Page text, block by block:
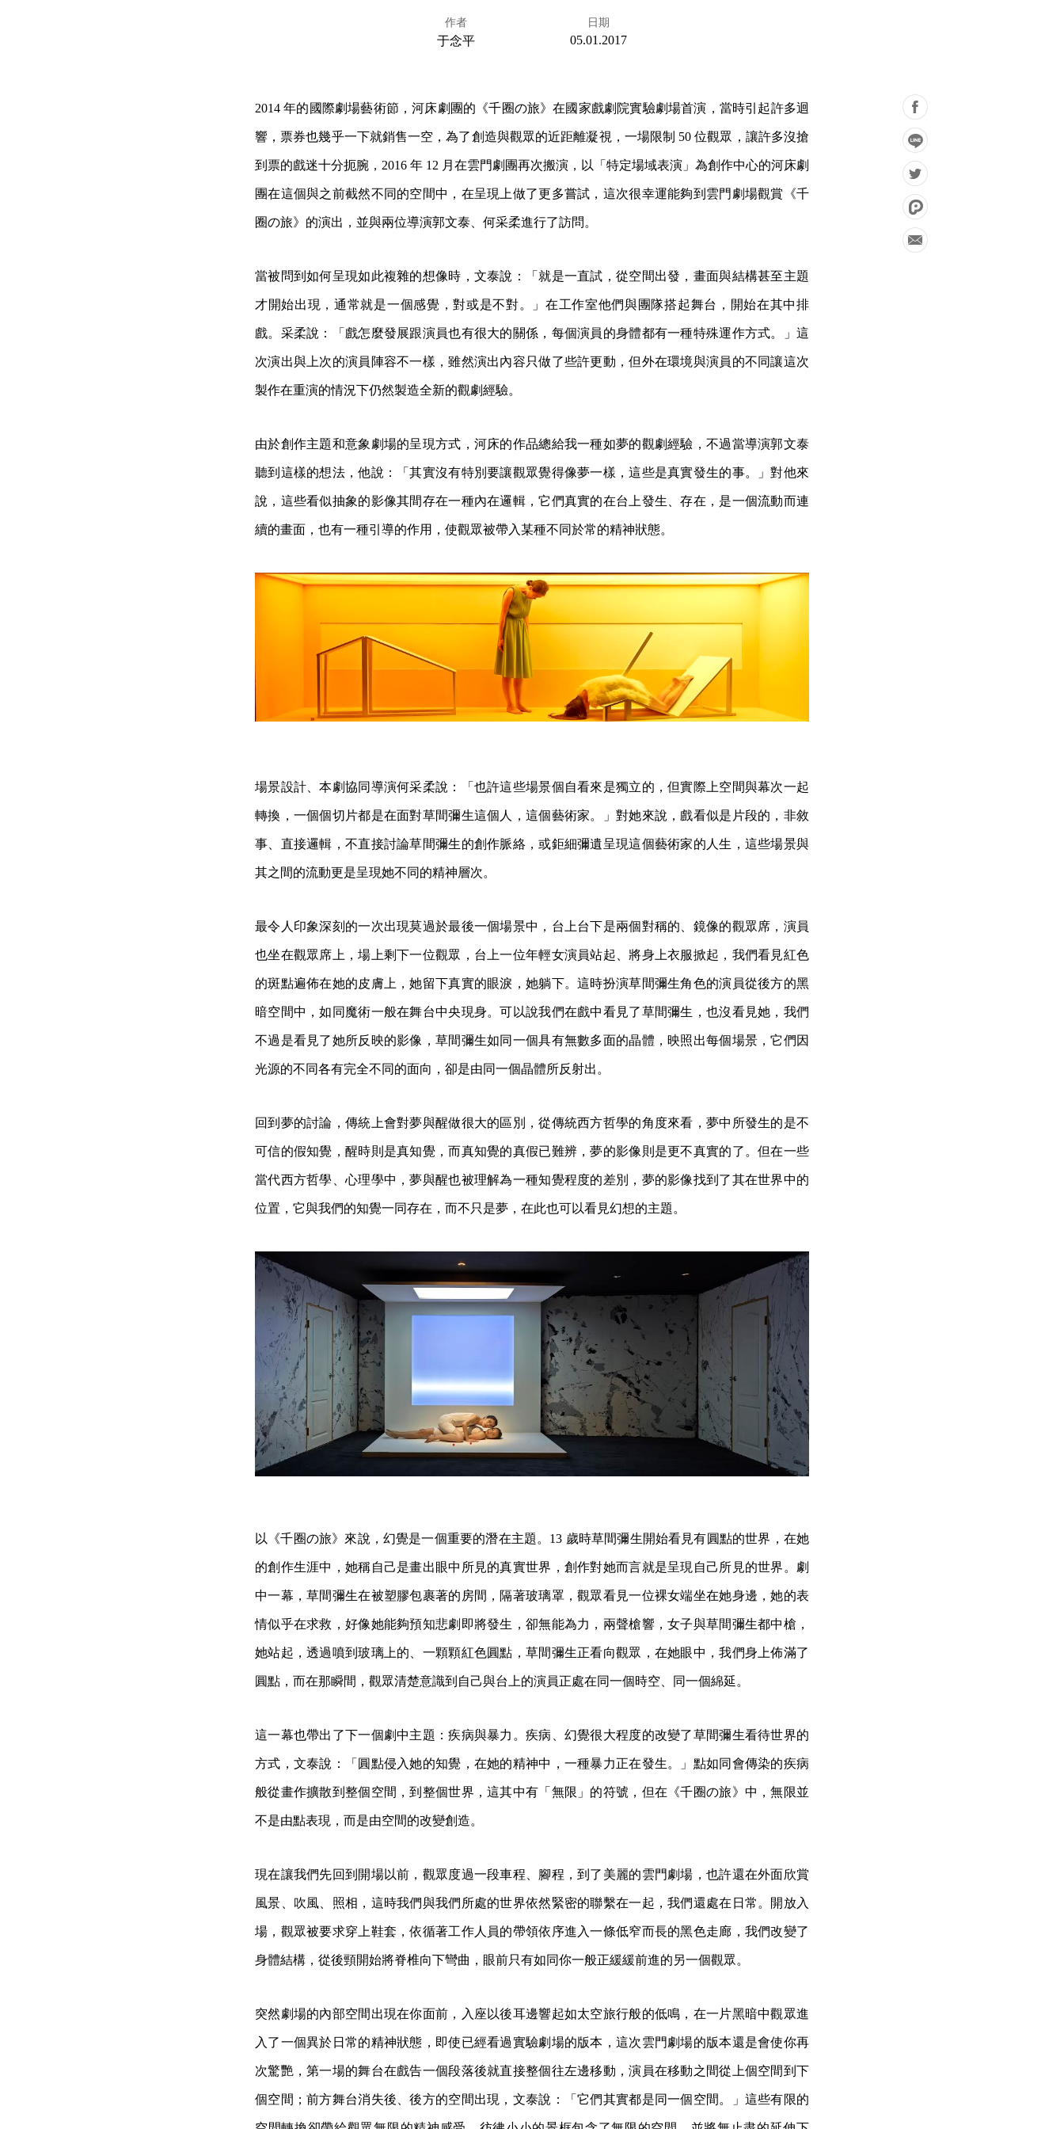
作者
于念平
日期
05.01.2017
2014 年的國際劇場藝術節，河床劇團的《千圈の旅》在國家戲劇院實驗劇場首演，當時引起許多迴
響，票券也幾乎一下就銷售一空，為了創造與觀眾的近距離凝視，一場限制 50 位觀眾，讓許多沒搶
到票的戲迷十分扼腕，2016 年 12 月在雲門劇團再次搬演，以「特定場域表演」為創作中心的河床劇
團在這個與之前截然不同的空間中，在呈現上做了更多嘗試，這次很幸運能夠到雲門劇場觀賞《千
圈の旅》的演出，並與兩位導演郭文泰、何采柔進行了訪問。
當被問到如何呈現如此複雜的想像時，文泰說：「就是一直試，從空間出發，畫面與結構甚至主題
才開始出現，通常就是一個感覺，對或是不對。」在工作室他們與團隊搭起舞台，開始在其中排
戲。采柔說：「戲怎麼發展跟演員也有很大的關係，每個演員的身體都有一種特殊運作方式。」這
次演出與上次的演員陣容不一樣，雖然演出內容只做了些許更動，但外在環境與演員的不同讓這次
製作在重演的情況下仍然製造全新的觀劇經驗。
由於創作主題和意象劇場的呈現方式，河床的作品總給我一種如夢的觀劇經驗，不過當導演郭文泰
聽到這樣的想法，他說：「其實沒有特別要讓觀眾覺得像夢一樣，這些是真實發生的事。」對他來
說，這些看似抽象的影像其間存在一種內在邏輯，它們真實的在台上發生、存在，是一個流動而連
續的畫面，也有一種引導的作用，使觀眾被帶入某種不同於常的精神狀態。
場景設計、本劇協同導演何采柔說：「也許這些場景個自看來是獨立的，但實際上空間與幕次一起
轉換，一個個切片都是在面對草間彌生這個人，這個藝術家。」對她來說，戲看似是片段的，非敘
事、直接邏輯，不直接討論草間彌生的創作脈絡，或鉅細彌遺呈現這個藝術家的人生，這些場景與
其之間的流動更是呈現她不同的精神層次。
最令人印象深刻的一次出現莫過於最後一個場景中，台上台下是兩個對稱的、鏡像的觀眾席，演員
也坐在觀眾席上，場上剩下一位觀眾，台上一位年輕女演員站起、將身上衣服掀起，我們看見紅色
的斑點遍佈在她的皮膚上，她留下真實的眼淚，她躺下。這時扮演草間彌生角色的演員從後方的黑
暗空間中，如同魔術一般在舞台中央現身。可以說我們在戲中看見了草間彌生，也沒看見她，我們
不過是看見了她所反映的影像，草間彌生如同一個具有無數多面的晶體，映照出每個場景，它們因
光源的不同各有完全不同的面向，卻是由同一個晶體所反射出。
回到夢的討論，傳統上會對夢與醒做很大的區別，從傳統西方哲學的角度來看，夢中所發生的是不
可信的假知覺，醒時則是真知覺，而真知覺的真假已難辨，夢的影像則是更不真實的了。但在一些
當代西方哲學、心理學中，夢與醒也被理解為一種知覺程度的差別，夢的影像找到了其在世界中的
位置，它與我們的知覺一同存在，而不只是夢，在此也可以看見幻想的主題。
以《千圈の旅》來說，幻覺是一個重要的潛在主題。13 歲時草間彌生開始看見有圓點的世界，在她
的創作生涯中，她稱自己是畫出眼中所見的真實世界，創作對她而言就是呈現自己所見的世界。劇
中一幕，草間彌生在被塑膠包裹著的房間，隔著玻璃罩，觀眾看見一位裸女端坐在她身邊，她的表
情似乎在求救，好像她能夠預知悲劇即將發生，卻無能為力，兩聲槍響，女子與草間彌生都中槍，
她站起，透過噴到玻璃上的、一顆顆紅色圓點，草間彌生正看向觀眾，在她眼中，我們身上佈滿了
圓點，而在那瞬間，觀眾清楚意識到自己與台上的演員正處在同一個時空、同一個綿延。
這一幕也帶出了下一個劇中主題：疾病與暴力。疾病、幻覺很大程度的改變了草間彌生看待世界的
方式，文泰說：「圓點侵入她的知覺，在她的精神中，一種暴力正在發生。」點如同會傳染的疾病
般從畫作擴散到整個空間，到整個世界，這其中有「無限」的符號，但在《千圈の旅》中，無限並
不是由點表現，而是由空間的改變創造。
現在讓我們先回到開場以前，觀眾度過一段車程、腳程，到了美麗的雲門劇場，也許還在外面欣賞
風景、吹風、照相，這時我們與我們所處的世界依然緊密的聯繫在一起，我們還處在日常。開放入
場，觀眾被要求穿上鞋套，依循著工作人員的帶領依序進入一條低窄而長的黑色走廊，我們改變了
身體結構，從後頸開始將脊椎向下彎曲，眼前只有如同你一般正緩緩前進的另一個觀眾。
突然劇場的內部空間出現在你面前，入座以後耳邊響起如太空旅行般的低鳴，在一片黑暗中觀眾進
入了一個異於日常的精神狀態，即使已經看過實驗劇場的版本，這次雲門劇場的版本還是會使你再
次驚艷，第一場的舞台在戲告一個段落後就直接整個往左邊移動，演員在移動之間從上個空間到下
個空間；前方舞台消失後、後方的空間出現，文泰說：「它們其實都是同一個空間。」這些有限的